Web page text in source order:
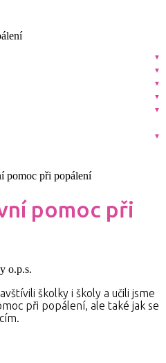
pomoc při popálení
pomoc při
o.p.s.
školky i školy a učili jsme
při popálení, ale také jak se